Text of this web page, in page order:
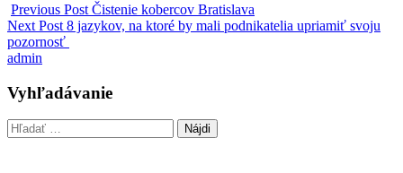
Previous Post Čistenie kobercov Bratislava
Next Post 8 jazykov, na ktoré by mali podnikatelia upriamiť svoju
pozornosť
admin
Vyhľadávanie
Hľadať: